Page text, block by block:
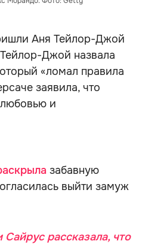
Аня Тейлор-Джой
Джой назвала
«ломал правила
заявила, что
и
забавную
выйти замуж
рассказала, что